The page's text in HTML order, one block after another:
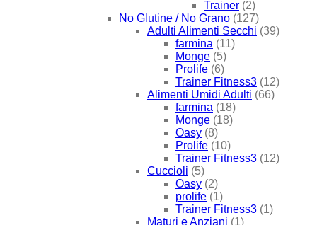
Trainer (2)
No Glutine / No Grano (127)
Adulti Alimenti Secchi (39)
farmina (11)
Monge (5)
Prolife (6)
Trainer Fitness3 (12)
Alimenti Umidi Adulti (66)
farmina (18)
Monge (18)
Oasy (8)
Prolife (10)
Trainer Fitness3 (12)
Cuccioli (5)
Oasy (2)
prolife (1)
Trainer Fitness3 (1)
Maturi e Anziani (1)